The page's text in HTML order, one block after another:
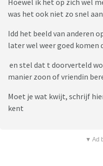
Hoewel ik het op zich wel
was het ook niet zo snel
Idd het beeld van anderen
later wel weer goed
en stel dat t doorverteld
manier zoon of vriendin
Moet je wat kwijt, schrijf
kent
▼ Ad